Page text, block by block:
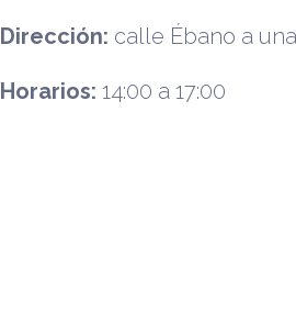
Dirección: calle Ébano a
Horarios: 14:00 a 17:00